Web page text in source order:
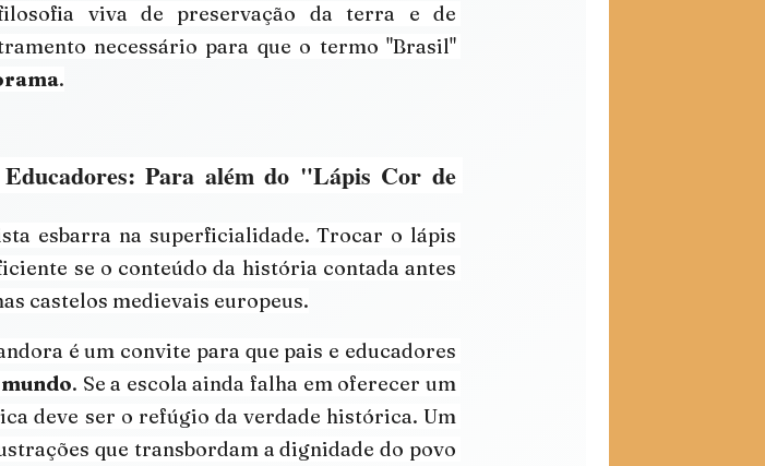
viva de preservação da terra e de
necessário para que o termo "Brasil"
.
Para além do "Lápis Cor de
esbarra na superficialidade. Trocar o lápis
se o conteúdo da história contada antes
castelos medievais europeus.
é um convite para que pais e educadores
. Se a escola ainda falha em oferecer um
deve ser o refúgio da verdade histórica. Um
que transbordam a dignidade do povo